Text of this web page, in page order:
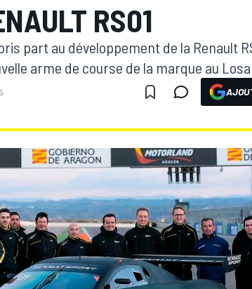
RS01
part au développement de la Renault
arme de course de la marque au